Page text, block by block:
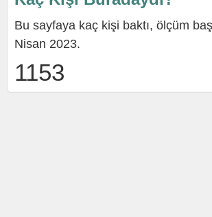
Bu sayfaya kaç kişi baktı, ölçüm
Nisan 2023.
1153